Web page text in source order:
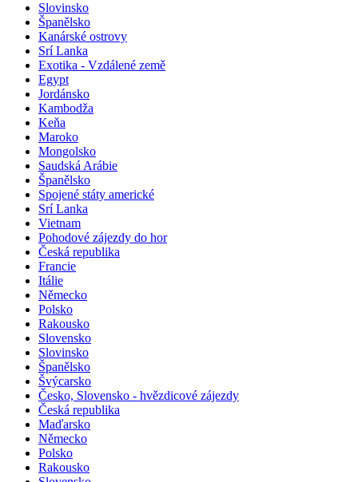
Slovinsko
Španělsko
Kanárské ostrovy
Srí Lanka
Exotika - Vzdálené země
Egypt
Jordánsko
Kambodža
Keňa
Maroko
Mongolsko
Saudská Arábie
Španělsko
Spojené státy americké
Srí Lanka
Vietnam
Pohodové zájezdy do hor
Česká republika
Francie
Itálie
Německo
Polsko
Rakousko
Slovensko
Slovinsko
Španělsko
Švýcarsko
Česko, Slovensko - hvězdicové zájezdy
Česká republika
Maďarsko
Německo
Polsko
Rakousko